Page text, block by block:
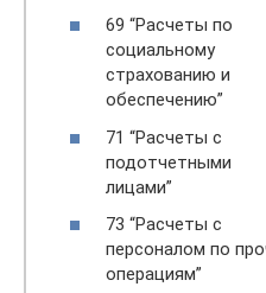
69 “Расчеты по
социальному
страхованию и
обеспечению”
71 “Расчеты с
подотчетными
лицами”
73 “Расчеты с
персоналом по
операциям”